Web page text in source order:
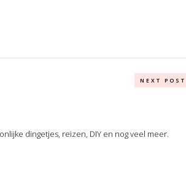
NEXT POST
dingetjes, reizen, DIY en nog veel meer.